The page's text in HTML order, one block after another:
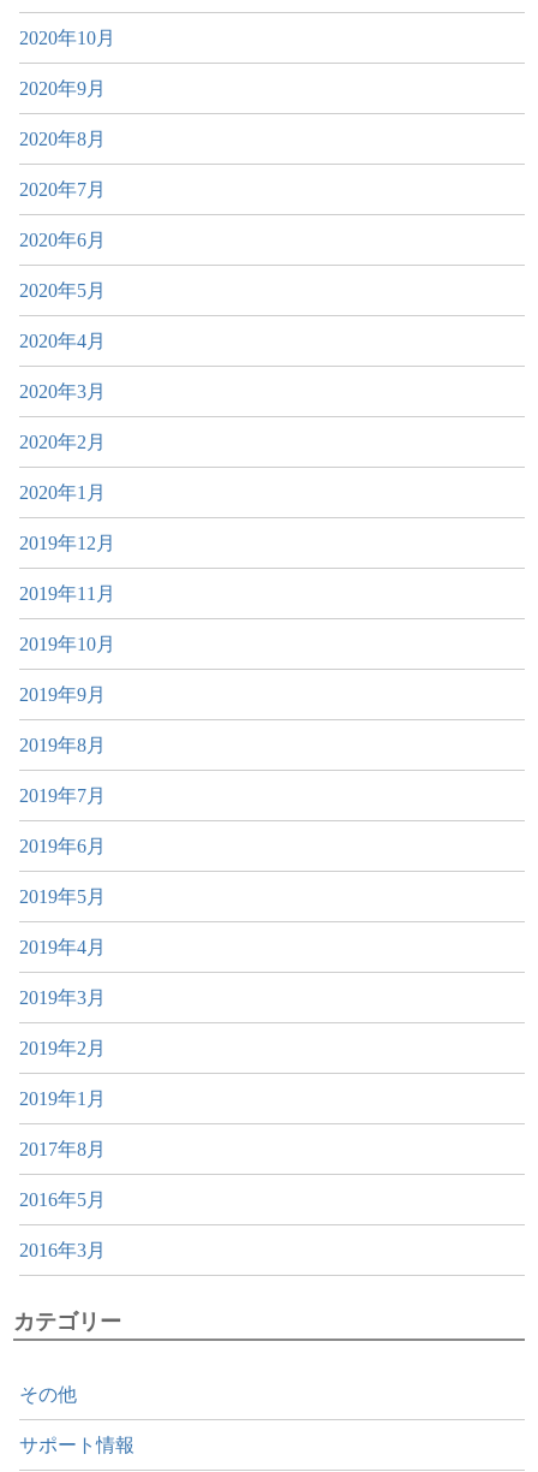
2020年10月
2020年9月
2020年8月
2020年7月
2020年6月
2020年5月
2020年4月
2020年3月
2020年2月
2020年1月
2019年12月
2019年11月
2019年10月
2019年9月
2019年8月
2019年7月
2019年6月
2019年5月
2019年4月
2019年3月
2019年2月
2019年1月
2017年8月
2016年5月
2016年3月
カテゴリー
その他
サポート情報